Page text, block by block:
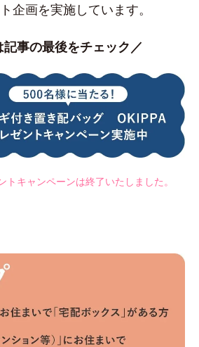
企画を実施しています。
記事の最後をチェック／
キャンペーンは終了いたしました。